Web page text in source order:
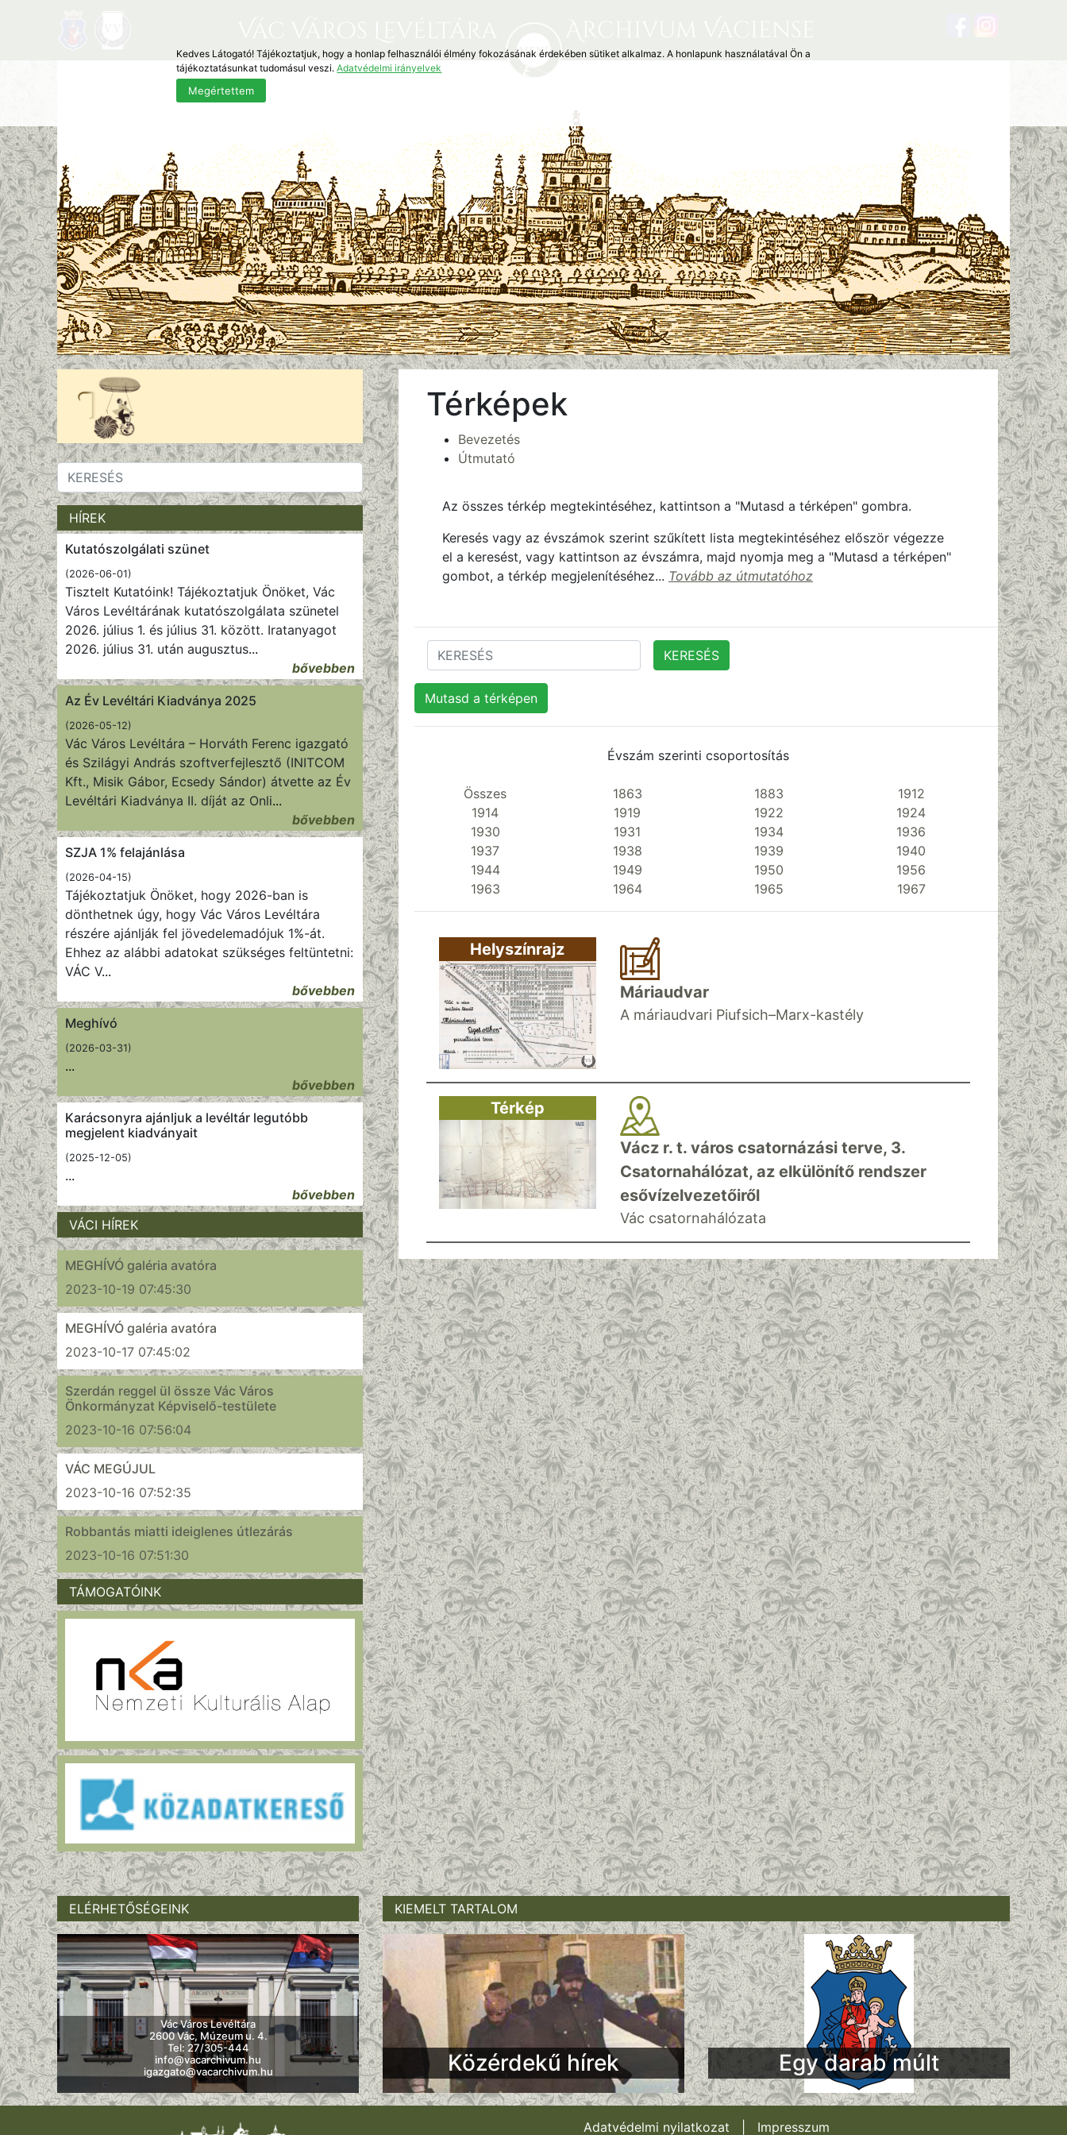
HÍREK
Kutatószolgálati szünet
(2026-06-01)
Tisztelt Kutatóink! Tájékoztatjuk Önöket, Vác
Város Levéltárának kutatószolgálata szünetel
2026. július 1. és július 31. között. Iratanyagot
2026. július 31. után augusztus...
bővebben
Az Év Levéltári Kiadványa 2025
(2026-05-12)
Vác Város Levéltára – Horváth Ferenc igazgató
és Szilágyi András szoftverfejlesztő (INITCOM
Kft., Misik Gábor, Ecsedy Sándor) átvette az Év
Levéltári Kiadványa II. díját az Onli...
bővebben
SZJA 1% felajánlása
(2026-04-15)
Tájékoztatjuk Önöket, hogy 2026-ban is
dönthetnek úgy, hogy Vác Város Levéltára
részére ajánlják fel jövedelemadójuk 1%-át.
Ehhez az alábbi adatokat szükséges feltüntetni:
VÁC V...
bővebben
Meghívó
(2026-03-31)
...
bővebben
Karácsonyra ajánljuk a levéltár legutóbb
megjelent kiadványait
(2025-12-05)
...
bővebben
VÁCI HÍREK
MEGHÍVÓ galéria avatóra
2023-10-19 07:45:30
MEGHÍVÓ galéria avatóra
2023-10-17 07:45:02
Szerdán reggel ül össze Vác Város
Önkormányzat Képviselő-testülete
2023-10-16 07:56:04
VÁC MEGÚJUL
2023-10-16 07:52:35
Robbantás miatti ideiglenes útlezárás
2023-10-16 07:51:30
TÁMOGATÓINK
Térképek
Bevezetés
Útmutató
Az összes térkép megtekintéséhez, kattintson a "Mutasd a térképen" gombra.
Keresés vagy az évszámok szerint szűkített lista megtekintéséhez először végezze
el a keresést, vagy kattintson az évszámra, majd nyomja meg a "Mutasd a térképen"
gombot, a térkép megjelenítéséhez... Tovább az útmutatóhoz
Keresés
Mutasd a térképen
Évszám szerinti csoportosítás
Összes 1863 1883
1912
1914
1919 1922
1924
1930
1931 1934
1936
1937
1938 1939
1940
1944
1949 1950
1956
1963
1964 1965 1967
Helyszínrajz
Máriaudvar
A máriaudvari Piufsich–Marx-kastély
Térkép
Vácz r. t. város csatornázási terve, 3.
Csatornahálózat, az elkülönítő rendszer
esővízelvezetőiről
Vác csatornahálózata
ELÉRHETŐSÉGEINK
Vác Város Levéltára
2600 Vác, Múzeum u. 4.
Tel: 27/305-444
info@vacarchivum.hu
igazgato@vacarchivum.hu
KIEMELT TARTALOM
Közérdekű hírek Egy darab múlt
Adatvédelmi nyilatkozat Impresszum
Kedves Látogató! Tájékoztatjuk, hogy a honlap felhasználói élmény fokozásának érdekében sütiket alkalmaz. A honlapunk használatával Ön a
tájékoztatásunkat tudomásul veszi.Adatvédelmi irányelvek
Megértettem